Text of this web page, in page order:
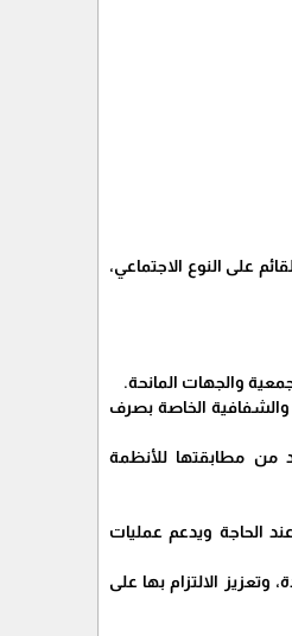
على النوع الاجتماعي،
والجهات المانحة.
والشفافية الخاصة بصرف
من مطابقتها للأنظمة
الحاجة ويدعم عمليات
الالتزام بها على